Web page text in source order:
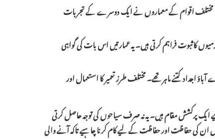
مختلف اقوام کے معماروں نے ایک دوسرے کے تجربات
کا ثبوت فراہم کرتی ہیں۔ یہ عمارتیں اس بات کی گواہی
اجداد کتنے ماہر تھے۔ مختلف طرز تعمیر کا استعمال اور
پرکشش مقام ہیں۔ یہ نہ صرف سیاحوں کی توجہ حاصل کرتی
ان کی حفاظت اور حفاظت کے لیے کام کرنا چاہیے تاکہ آنے والی